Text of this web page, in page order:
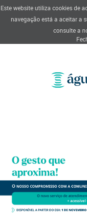
Este website utiliza cookies de
navegação está a aceitar a
consulte a
.